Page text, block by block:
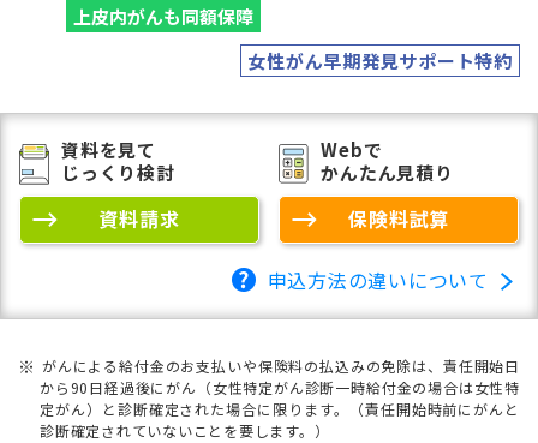
上皮内がんも同額保障
女性がん早期発見サポート特約
資料を見て
じっくり検討
資料請求
Webで
かんたん見積り
保険料試算
申込方法の違いについて
がんによる給付金のお支払いや保険料の払込みの免除は、責任開始日
から90日経過後にがん（女性特定がん診断一時給付金の場合は女性特
定がん）と診断確定された場合に限ります。（責任開始時前にがんと
診断確定されていないことを要します。）